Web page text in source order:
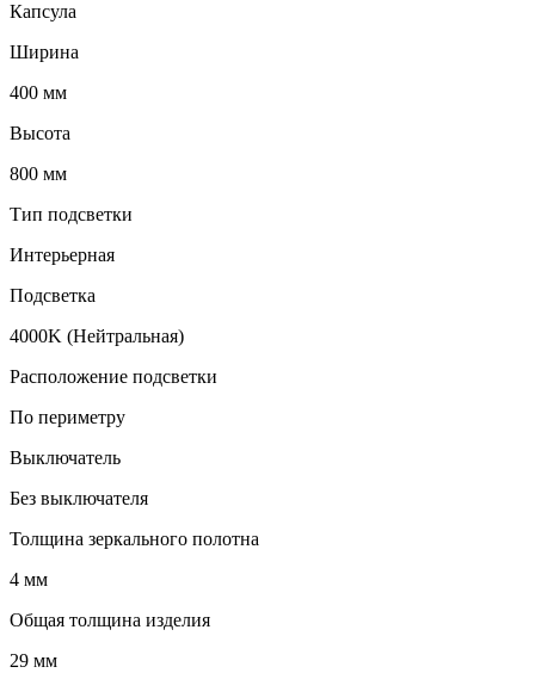
Капсула
Ширина
400 мм
Высота
800 мм
Тип подсветки
Интерьерная
Подсветка
4000K (Нейтральная)
Расположение подсветки
По периметру
Выключатель
Без выключателя
Толщина зеркального полотна
4 мм
Общая толщина изделия
29 мм